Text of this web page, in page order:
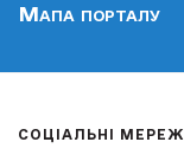
Мапа порталу
СОЦІАЛЬНІ МЕРЕЖІ